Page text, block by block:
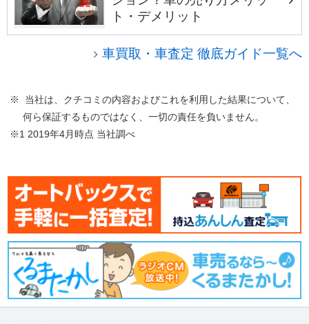
ト・デメリット
車買取・車査定 徹底ガイド一覧へ
※ 当社は、クチコミの内容およびこれを利用した結果について、
何ら保証するものではなく、一切の責任を負いません。
※1 2019年4月時点 当社調べ